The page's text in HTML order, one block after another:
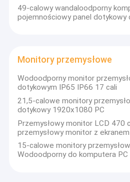
49-calowy wandaloodporny
pojemnościowy panel dotykowy
Monitory przemysłowe
Wodoodporny monitor
dotykowym IP65 IP66 17 cali
21,5-calowe monitory
dotykowy 1920x1080 PC
Przemysłowy monitor LCD 470
przemysłowy monitor z
15-calowe monitory
Wodoodporny do komputera PC